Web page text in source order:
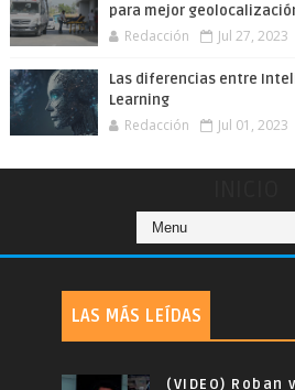
para mejor
Redacción Jul 27, 2023
Las diferencias entre
Learning
Redacción Jul 01, 2023
LAS MÁS LEÍDAS
(VIDEO)